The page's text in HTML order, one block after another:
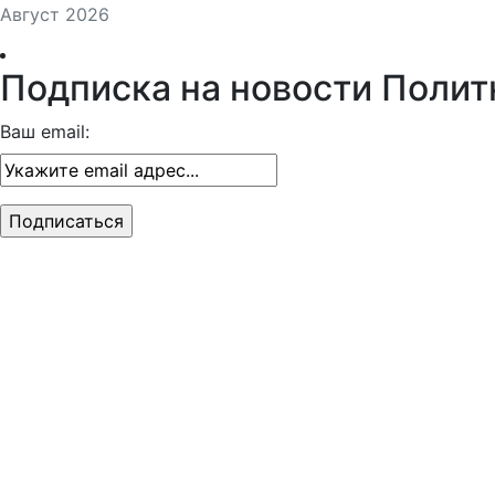
Август 2026
Подписка на новости
Ваш email: